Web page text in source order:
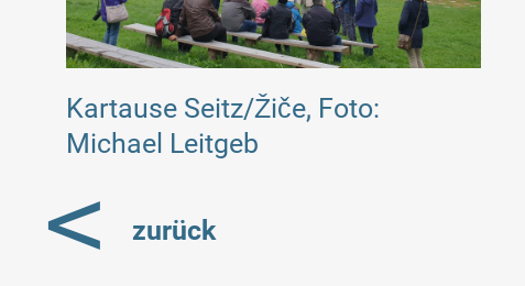
Kartause Seitz/Žiče, Foto:
Michael Leitgeb
< zurück